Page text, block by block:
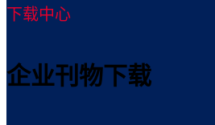
下载中心
企业刊物下载